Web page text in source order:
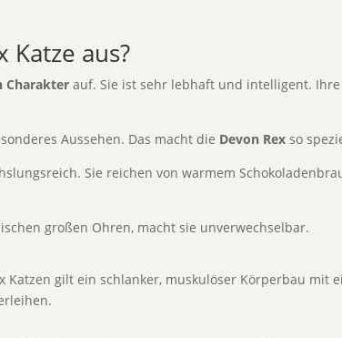
Katze aus?
Charakter auf. Sie ist sehr lebhaft und intelligent.
Aussehen. Das macht die Devon Rex so
Sie reichen von warmem
großen Ohren, macht sie unverwechselbar.
Katzen gilt ein schlanker, muskulöser Körperbau